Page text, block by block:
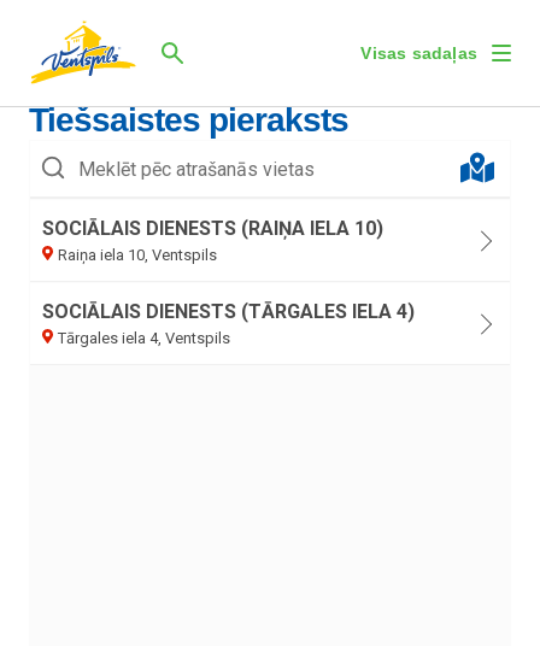
Visas sadaļas
Sākums
Tiešsaistes pieraksts